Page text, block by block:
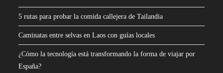
5 rutas para probar la comida callejera de Tailandia
Caminatas entre selvas en Laos con guías locales
¿Cómo la tecnología está transformando la forma de viajar por
España?